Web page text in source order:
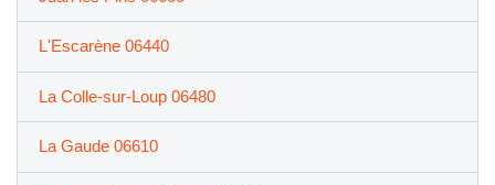
L'Escarène 06440
La Colle-sur-Loup 06480
La Gaude 06610